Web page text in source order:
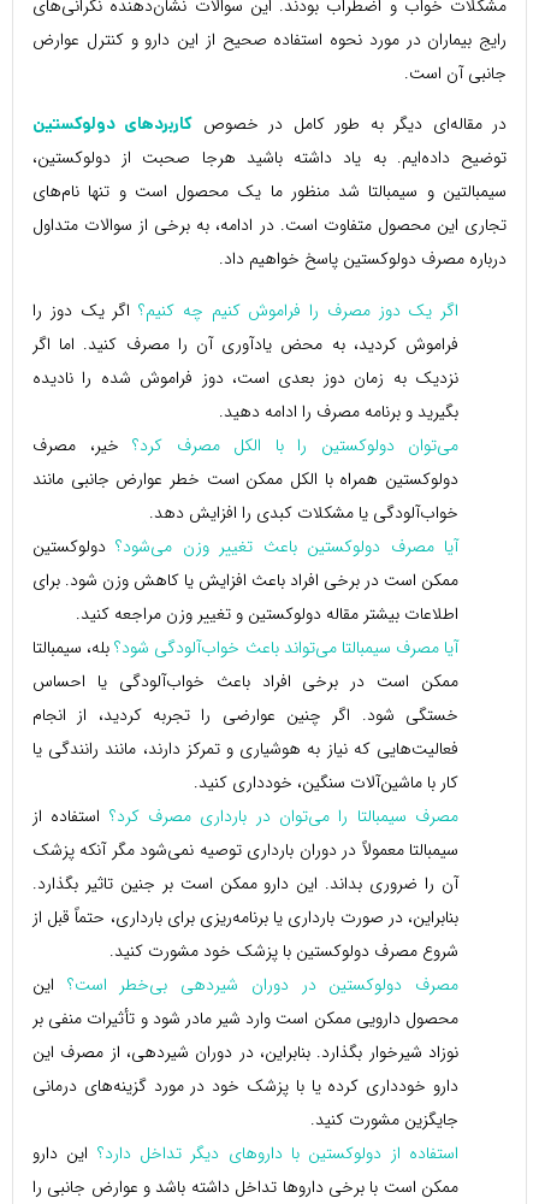
مشکلات خواب و اضطراب بودند. این سوالات نشان‌دهنده نگرانی‌های
رایج بیماران در مورد نحوه استفاده صحیح از این دارو و کنترل عوارض
جانبی آن است.
در مقاله‌ای دیگر به طور کامل در خصوص کاربردهای دولوکستین
توضیح داده‌ایم. به یاد داشته باشید هرجا صحبت از دولوکستین،
سیمبالتین و سیمبالتا شد منظور ما یک محصول است و تنها نام‌های
تجاری این محصول متفاوت است. در ادامه، به برخی از سوالات متداول
درباره مصرف دولوکستین پاسخ خواهیم داد.
اگر یک دوز مصرف را فراموش کنیم چه کنیم؟ اگر یک دوز را
فراموش کردید، به محض یادآوری آن را مصرف کنید. اما اگر
نزدیک به زمان دوز بعدی است، دوز فراموش شده را نادیده
بگیرید و برنامه مصرف را ادامه دهید.
می‌توان دولوکستین را با الکل مصرف کرد؟ خیر، مصرف
دولوکستین همراه با الکل ممکن است خطر عوارض جانبی مانند
خواب‌آلودگی یا مشکلات کبدی را افزایش دهد.
آیا مصرف دولوکستین باعث تغییر وزن می‌شود؟دولوکستین
ممکن است در برخی افراد باعث افزایش یا کاهش وزن شود. برای
اطلاعات بیشتر مقاله دولوکستین و تغییر وزن مراجعه کنید.
آیا مصرف سیمبالتا می‌تواند باعث خواب‌آلودگی شود؟بله، سیمبالتا
ممکن است در برخی افراد باعث خواب‌آلودگی یا احساس
خستگی شود. اگر چنین عوارضی را تجربه کردید، از انجام
فعالیت‌هایی که نیاز به هوشیاری و تمرکز دارند، مانند رانندگی یا
کار با ماشین‌آلات سنگین، خودداری کنید.
مصرف سیمبالتا را می‌توان در بارداری مصرف کرد؟ استفاده از
سیمبالتا معمولاً در دوران بارداری توصیه نمی‌شود مگر آنکه پزشک
آن را ضروری بداند. این دارو ممکن است بر جنین تاثیر بگذارد.
بنابراین، در صورت بارداری یا برنامه‌ریزی برای بارداری، حتماً قبل از
شروع مصرف دولوکستین با پزشک خود مشورت کنید.
مصرف دولوکستین در دوران شیردهی بی‌خطر است؟ این
محصول دارویی ممکن است وارد شیر مادر شود و تأثیرات منفی بر
نوزاد شیرخوار بگذارد. بنابراین، در دوران شیردهی، از مصرف این
دارو خودداری کرده یا با پزشک خود در مورد گزینه‌های درمانی
جایگزین مشورت کنید.
استفاده از دولوکستین با داروهای دیگر تداخل دارد؟ این دارو
ممکن است با برخی داروها تداخل داشته باشد و عوارض جانبی را